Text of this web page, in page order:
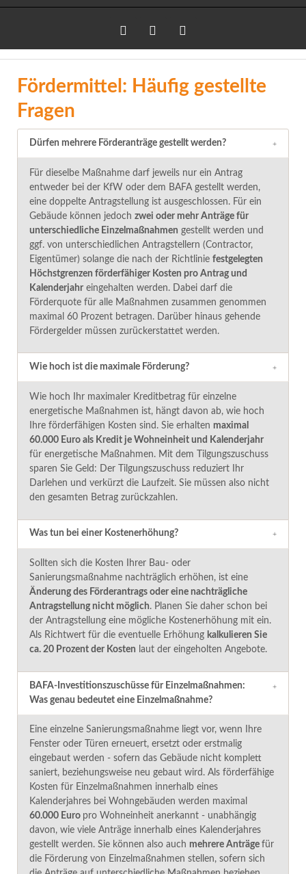
LinkedInFacebookInstagram
Fördermittel: Häufig gestellte
Fragen
Dürfen mehrere Förderanträge gestellt werden?
Für dieselbe Maßnahme darf jeweils nur ein Antrag
entweder bei der KfW oder dem BAFA gestellt werden,
eine doppelte Antragstellung ist ausgeschlossen. Für ein
Gebäude können jedochzwei oder mehr Anträge für
unterschiedliche Einzelmaßnahmen gestellt werden und
ggf. von unterschiedlichen Antragstellern (Contractor,
Eigentümer) solange die nach der Richtliniefestgelegten
Höchstgrenzen förderfähiger Kosten pro Antrag und
Kalenderjahr eingehalten werden. Dabei darf die
Förderquote für alle Maßnahmen zusammen genommen
maximal 60 Prozent betragen. Darüber hinaus gehende
Fördergelder müssen zurückerstattet werden.
Wie hoch ist die maximale Förderung?
Wie hoch Ihr maximaler Kreditbetrag für einzelne
energetische Maßnahmen ist, hängt davon ab, wie hoch
Ihre förderfähigen Kosten sind. Sie erhalten maximal
60.000 Euro als Kredit je Wohneinheit und Kalenderjahr
für energetische Maßnahmen. Mit dem Tilgungszuschuss
sparen Sie Geld: Der Tilgungszuschuss reduziert Ihr
Darlehen und verkürzt die Laufzeit. Sie müssen also nicht
den gesamten Betrag zurückzahlen.
Was tun bei einer Kostenerhöhung?
Sollten sich die Kosten Ihrer Bau- oder
Sanierungsmaßnahme nachträglich erhöhen, ist eine
Änderung des Förderantrags oder eine nachträgliche
Antragstellung nicht möglich. Planen Sie daher schon bei
der Antragstellung eine mögliche Kostenerhöhung mit ein.
Als Richtwert für die eventuelle Erhöhung kalkulieren Sie
ca.20 Prozent der Kosten laut der eingeholten Angebote.
BAFA-Investitionszuschüsse für Einzelmaßnahmen:
Was genau bedeutet eine Einzelmaßnahme?
Eine einzelne Sanierungsmaßnahme liegt vor, wenn Ihre
Fenster oder Türen erneuert, ersetzt oder erstmalig
eingebaut werden - sofern das Gebäude nicht komplett
saniert, beziehungsweise neu gebaut wird. Als förderfähige
Kosten für Einzelmaßnahmen innerhalb eines
Kalenderjahres bei Wohngebäuden werden maximal
60.000 Euro pro Wohneinheit anerkannt - unabhängig
davon, wie viele Anträge innerhalb eines Kalenderjahres
gestellt werden. Sie können also auch mehrere Anträgefür
die Förderung von Einzelmaßnahmen stellen, sofern sich